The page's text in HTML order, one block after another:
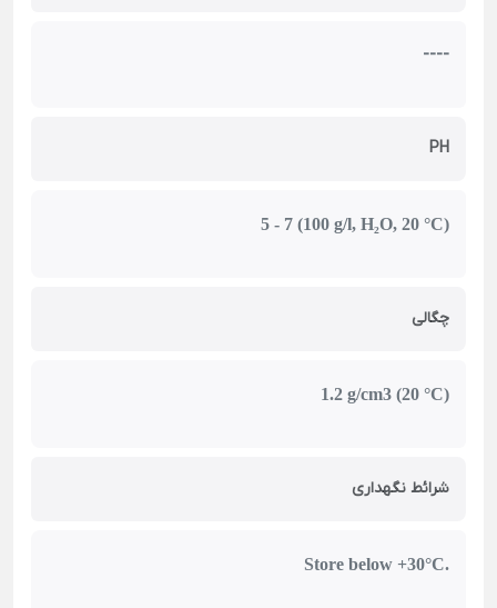
----
PH
5 - 7 (100 g/l, H₂O, 20 °C)
چگالی
1.2 g/cm3 (20 °C)
شرائط نگهداری
Store below +30°C.